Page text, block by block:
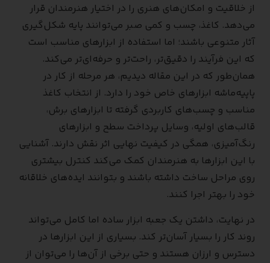
از خلاقیت و امکان‌های هنری را در اختیار هنرمندان قرار
می‌دهد. کاغذ، چسب و کمی صبر می‌توانند پایه شکل‌گیری
آثار متنوعی باشند؛ اما استفاده از ابزارهای مناسب است
که این فرآیند را دقیق‌تر، راحت‌تر و حرفه‌ای‌تر می‌کند.
همان‌طور که در این مقاله دیدیم، هر مرحله از کار در
پاپیه‌ماشه ابزارهای خاص خود را دارد. از انتخاب کاغذ
مناسب و چسب‌های کاربردی گرفته تا ابزارهای برش،
قالب‌های اولیه، وسایل پرداخت سطح و ابزارهای
رنگ‌آمیزی، همگی در کیفیت نهایی اثر نقش دارند. آشنایی
با این ابزارها به هنرمندان کمک می‌کند کنترل بیشتری
روی مراحل ساخت داشته باشند و بتوانند ایده‌های خلاقانه
خود را بهتر اجرا کنند.
در نهایت، داشتن یک جعبه ابزار ساده اما کامل می‌تواند
روند کار را بسیار آسان‌تر کند. بسیاری از این ابزارها در
دسترس و ارزان هستند و حتی برخی از آن‌ها را می‌توان از